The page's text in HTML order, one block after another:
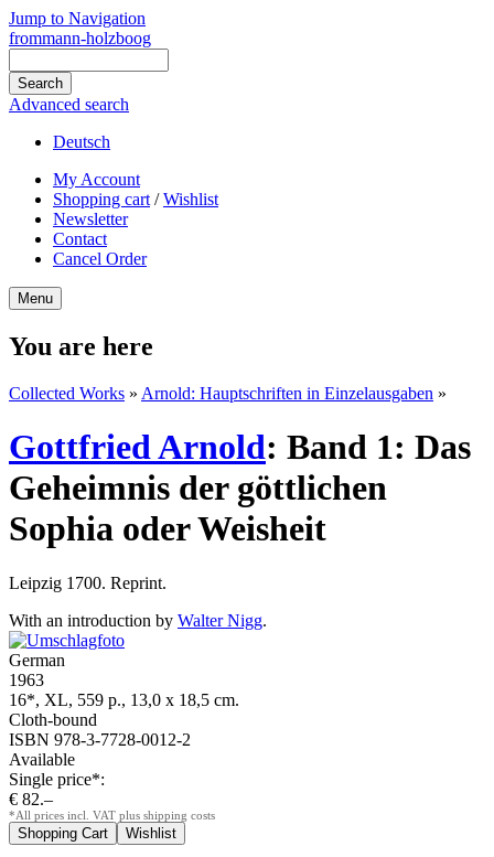
Jump to Navigation
frommann-holzboog
Advanced search
Deutsch
My Account
Shopping cart /Wishlist
Newsletter
Contact
Cancel Order
Menu
You are here
Collected Works » Arnold: Hauptschriften in Einzelausgaben »
Gottfried Arnold: Band 1: Das
Geheimnis der göttlichen
Sophia oder Weisheit
Leipzig 1700. Reprint.
With an introduction by Walter Nigg.
German
1963
16*, XL, 559 p., 13,0 x 18,5 cm.
Cloth-bound
ISBN 978-3-7728-0012-2
Available
Single price*:
€ 82.–
*All prices incl. VAT plus shipping costs